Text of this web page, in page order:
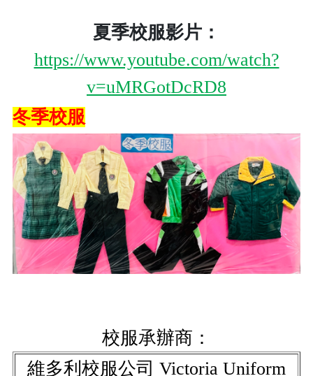
夏季校服影片：
https://www.youtube.com/watch?
v=uMRGotDcRD8
冬季校服
校服承辦商：
維多利校服公司 Victoria Uniform